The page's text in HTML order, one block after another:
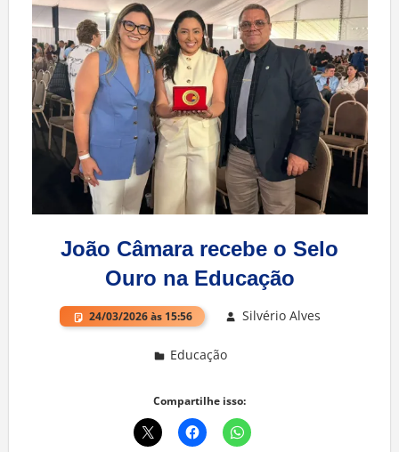
João Câmara recebe o Selo
Ouro na Educação
24/03/2026 às 15:56 Silvério Alves
Educação
Compartilhe isso: